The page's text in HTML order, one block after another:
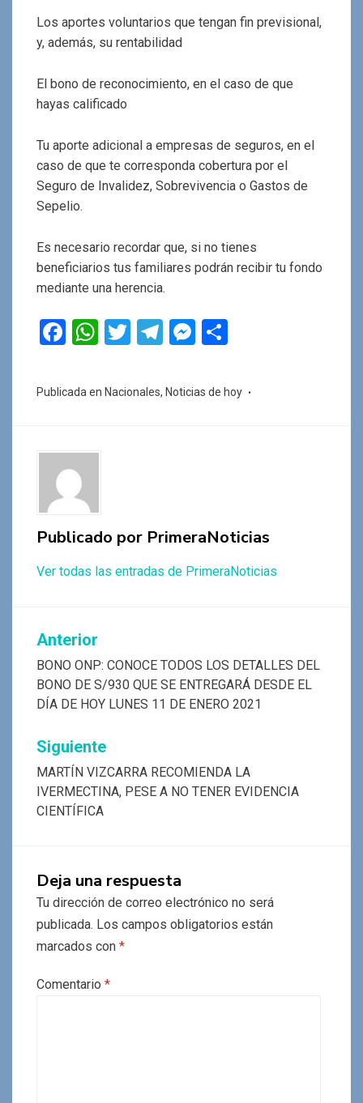
Los aportes voluntarios que tengan fin previsional,
y, además, su rentabilidad
El bono de reconocimiento, en el caso de que
hayas calificado
Tu aporte adicional a empresas de seguros, en el
caso de que te corresponda cobertura por el
Seguro de Invalidez, Sobrevivencia o Gastos de
Sepelio.
Es necesario recordar que, si no tienes
beneficiarios tus familiares podrán recibir tu fondo
mediante una herencia.
F
ce
o
k
W
at
p
T
tt
T
e
M
se m
Publicada en Nacionales, Noticias de hoy
Publicado por PrimeraNoticias
Ver todas las entradas de PrimeraNoticias
Navegación
de
entradas
Anterior
BONO ONP: CONOCE TODOS LOS DETALLES DEL
BONO DE S/930 QUE SE ENTREGARÁ DESDE EL
DÍA DE HOY LUNES 11 DE ENERO 2021
Siguiente
MARTÍN VIZCARRA RECOMIENDA LA
IVERMECTINA, PESE A NO TENER EVIDENCIA
CIENTÍFICA
Deja una respuesta
Tu dirección de correo electrónico no será
publicada. Los campos obligatorios están
marcados con *
Comentario *